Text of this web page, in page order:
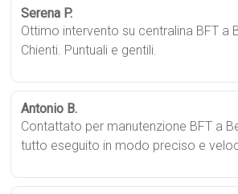
Serena P.
Ottimo intervento su centralina BFT a
Chienti. Puntuali e gentili.
Antonio B.
Contattato per manutenzione BFT a
tutto eseguito in modo preciso e